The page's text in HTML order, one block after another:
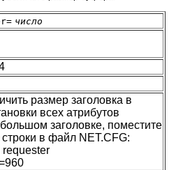
число
размер заголовка в
всех атрибутов
заголовке, поместите
в файл NET.CFG:
requester